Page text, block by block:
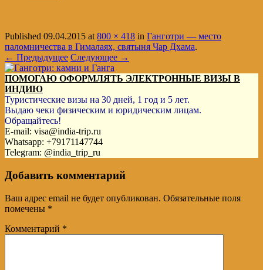
Published 09.04.2015 at800 × 418 in Ганготри — место
паломничества в Гималаях, святыня Чар Дхама.
← Предыдущее Следующее →
ПОМОГАЮ ОФОРМЛЯТЬ ЭЛЕКТРОННЫЕ ВИЗЫ В
ИНДИЮ
Туристические визы на 30 дней, 1 год и 5 лет.
Выдаю чеки физическим и юридическим лицам.
Обращайтесь!
E-mail: visa@india-trip.ru
Whatsapp: +79171147744
Telegram: @india_trip_ru
Добавить комментарий
Ваш адрес email не будет опубликован. Обязательные поля
помечены *
Комментарий *